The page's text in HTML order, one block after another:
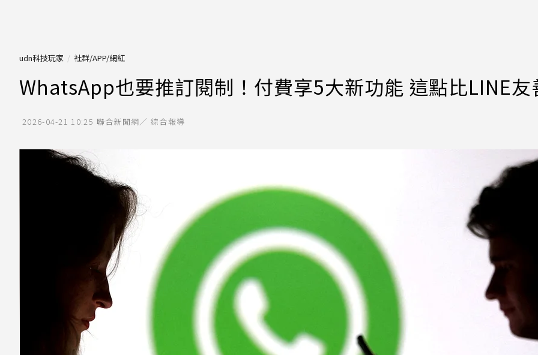
udn科技玩家 社群/APP/網紅
WhatsApp也要推訂閱制！付費享5大新功能 這點比LINE友
2026-04-21 10:25 聯合新聞網／ 綜合報導